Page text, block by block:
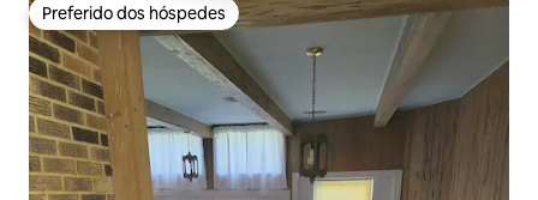
Preferido dos hóspedes
Preferido dos hóspedes